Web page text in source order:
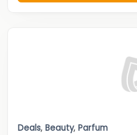
Deals, Beauty, Parfum